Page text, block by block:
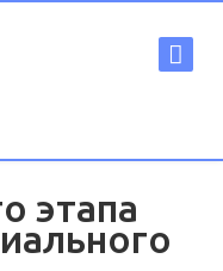
этапа